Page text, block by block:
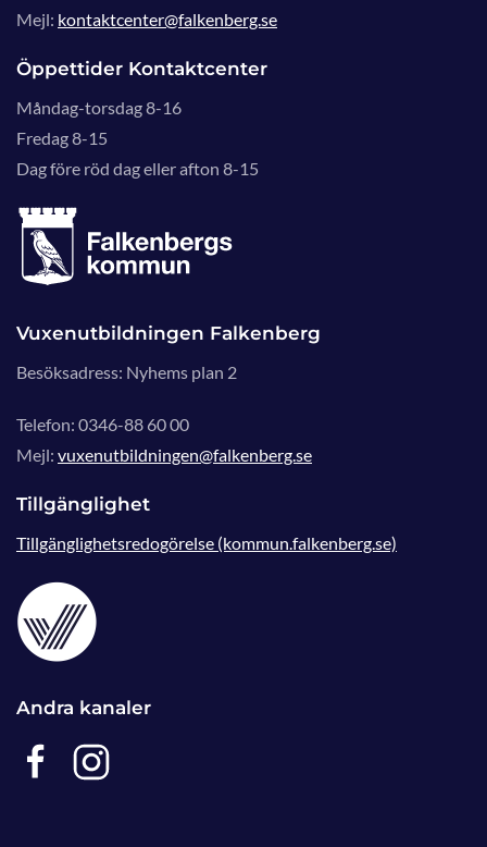
Mejl: kontaktcenter@falkenberg.se
Öppettider Kontaktcenter
Måndag-torsdag 8-16
Fredag 8-15
Dag före röd dag eller afton 8-15
Vuxenutbildningen Falkenberg
Besöksadress: Nyhems plan 2
Telefon: 0346-88 60 00
Mejl: vuxenutbildningen@falkenberg.se
Tillgänglighet
Tillgänglighetsredogörelse (kommun.falkenberg.se)
Andra kanaler